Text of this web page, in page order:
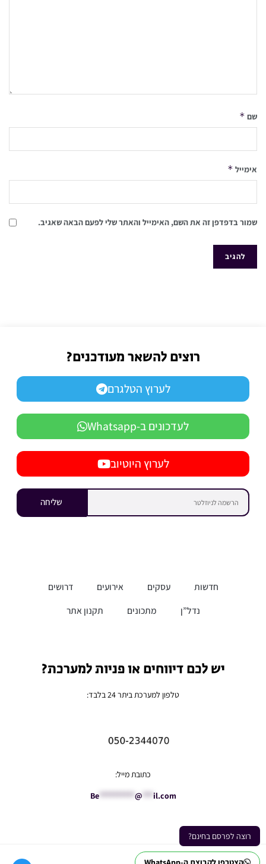
שם *
אימייל *
שמור בדפדפן זה את השם, האימייל והאתר שלי לפעם הבאה שאגיב.
רוצה לפרסם בחינם?
רוצים להשאר מעודכנים?
לערוץ הטלגרם
לעדכונים ב-Whatsapp
לערוץ היוטיוב
שליחה
חדשות עסקים אירועים
דרושים
נדל”ן
מתכונים תקנון אתר
יש לכם דיווחים או פניות למערכת?
טלפון למערכת ביתר 24 בלבד:
כתובת מייל:
Be********** @ il.com